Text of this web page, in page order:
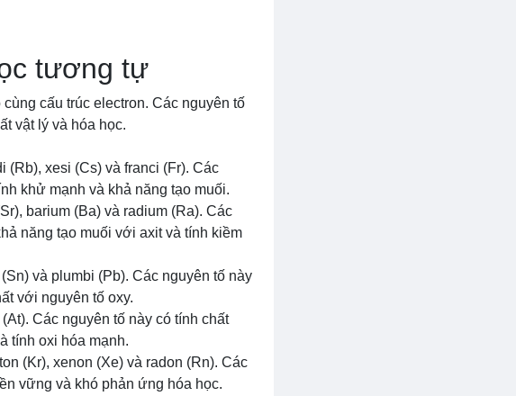
tương tự
cấu trúc electron. Các nguyên tố
vật lý và hóa học.
(Rb), xesi (Cs) và franci (Fr). Các
khử mạnh và khả năng tạo muối.
barium (Ba) và radium (Ra). Các
năng tạo muối với axit và tính kiềm
và plumbi (Pb). Các nguyên tố này
với nguyên tố oxy.
Các nguyên tố này có tính chất
tính oxi hóa mạnh.
(Kr), xenon (Xe) và radon (Rn). Các
vững và khó phản ứng hóa học.